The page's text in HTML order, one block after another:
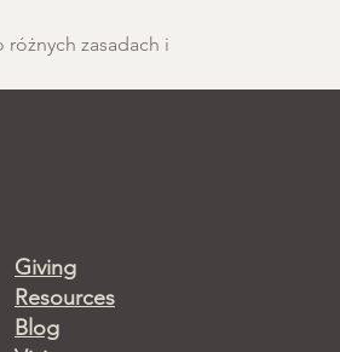
zasadach i
Giving
Resources
Blog